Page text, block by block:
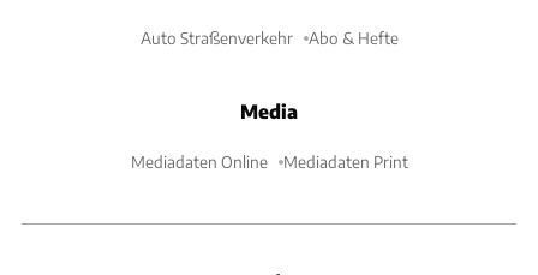
Auto Straßenverkehr Abo & Hefte
Media
Mediadaten Online Mediadaten Print